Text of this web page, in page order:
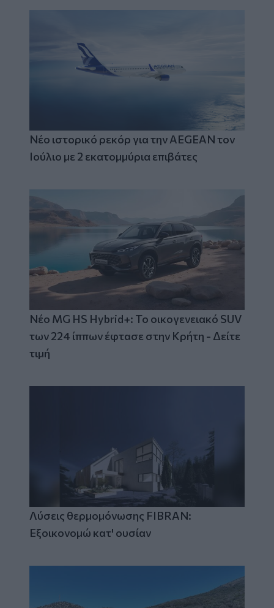
Νέο ιστορικό ρεκόρ για την AEGEAN τον
Ιούλιο με 2 εκατομμύρια επιβάτες
Νέο MG HS Hybrid+: Το οικογενειακό SUV
των 224 ίππων έφτασε στην Κρήτη - Δείτε
τιμή
Λύσεις θερμομόνωσης FIBRAN:
Εξοικονομώ κατ' ουσίαν